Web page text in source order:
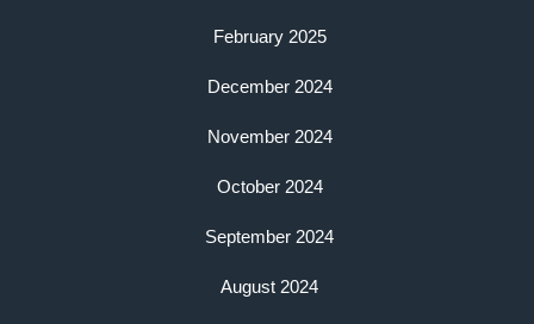
February 2025
December 2024
November 2024
October 2024
September 2024
August 2024